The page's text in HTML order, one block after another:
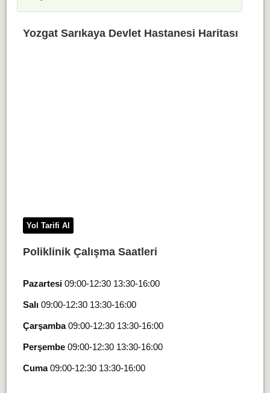
Yozgat Sarıkaya Devlet Hastanesi Haritası
Yol Tarifi Al
Poliklinik Çalışma Saatleri
Pazartesi09:00-12:30 13:30-16:00
Salı09:00-12:30 13:30-16:00
Çarşamba09:00-12:30 13:30-16:00
Perşembe09:00-12:30 13:30-16:00
Cuma09:00-12:30 13:30-16:00